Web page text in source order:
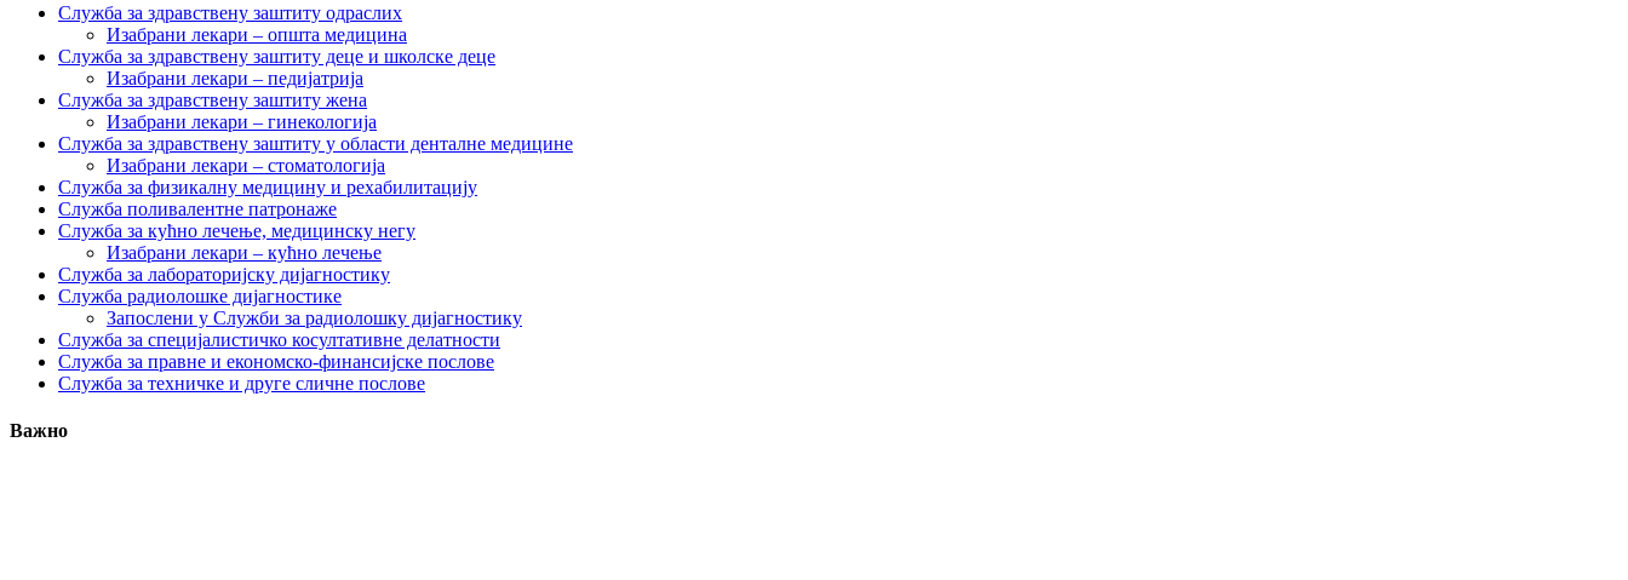
Служба за здравствену заштиту одраслих
Изабрани лекари – општа медицина
Служба за здравствену заштиту деце и школске деце
Изабрани лекари – педијатрија
Служба за здравствену заштиту жена
Изабрани лекари – гинекологија
Служба за здравствену заштиту у области денталне медицине
Изабрани лекари – стоматологија
Служба за физикалну медицину и рехабилитацију
Служба поливалентне патронаже
Служба за кућно лечење, медицинску негу
Изабрани лекари – кућно лечење
Служба за лабораторијску дијагностику
Служба радиолошке дијагностике
Запослени у Служби за радиолошку дијагностику
Служба за специјалистичко косултативне делатности
Служба за правне и економско-финансијске послове
Служба за техничке и друге сличне послове
Важно